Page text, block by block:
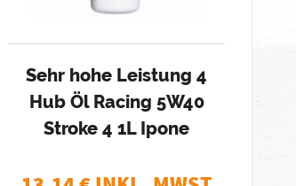
Sehr hohe Leistung 4
Hub Öl Racing 5W40
Stroke 4 1L Ipone